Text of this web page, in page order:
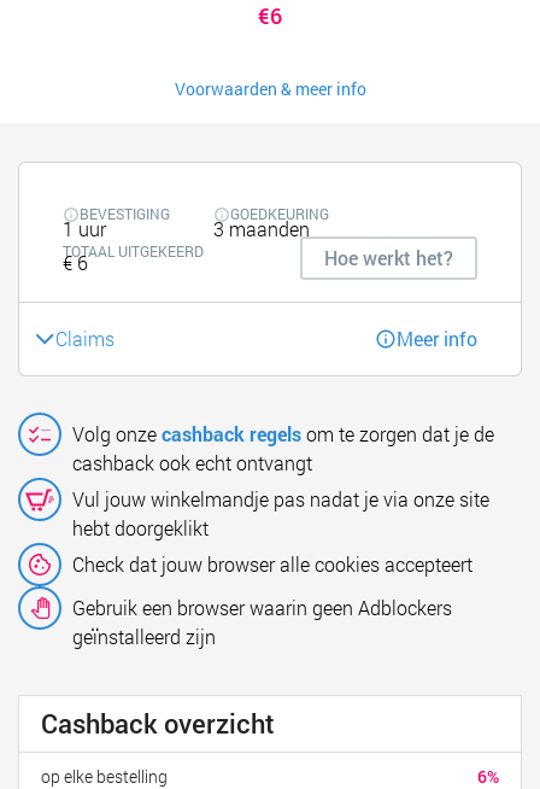
€6
Voorwaarden & meer info
BEVESTIGING
1 uur
GOEDKEURING
3 maanden
TOTAAL UITGEKEERD
€ 6 Hoe werkt het?
Claims Meer info
Volg onzecashback regelsom te zorgen dat je de
cashback ook echt ontvangt
Vul jouw winkelmandje pas nadat je via onze site
hebt doorgeklikt
Check dat jouw browser alle cookies accepteert
Gebruik een browser waarin geen Adblockers
geïnstalleerd zijn
Cashback overzicht
6%
op elke bestelling